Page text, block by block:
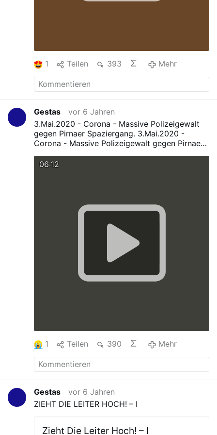
1 Teilen 393 Mehr
Gestas
vor 6 Jahren
3.Mai.2020 - Corona - Massive Polizeigewalt
gegen Pirnaer Spaziergang. 3.Mai.2020 -
Corona - Massive Polizeigewalt gegen Pirnaer
06:12
1 Teilen 390 Mehr
Gestas
vor 6 Jahren
ZIEHT DIE LEITER HOCH! – I
Zieht Die Leiter Hoch! – I